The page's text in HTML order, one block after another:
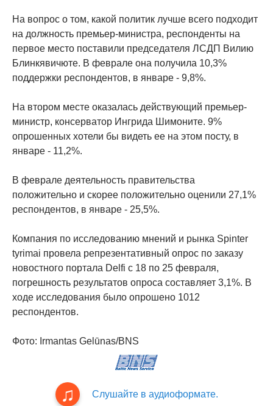
На вопрос о том, какой политик лучше всего подходит
на должность премьер-министра, респонденты на
первое место поставили председателя ЛСДП Вилию
Блинкявичюте. В феврале она получила 10,3%
поддержки респондентов, в январе - 9,8%.
На втором месте оказалась действующий премьер-
министр, консерватор Ингрида Шимоните. 9%
опрошенных хотели бы видеть ее на этом посту, в
январе - 11,2%.
В феврале деятельность правительства
положительно и скорее положительно оценили 27,1%
респондентов, в январе - 25,5%.
Компания по исследованию мнений и рынка Spinter
tyrimai провела репрезентативный опрос по заказу
новостного портала Delfi с 18 по 25 февраля,
погрешность результатов опроса составляет 3,1%. В
ходе исследования было опрошено 1012
респондентов.
Фото: Irmantas Gelūnas/BNS
Слушайте в аудиоформате.